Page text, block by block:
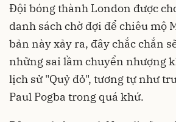
Đội bóng thành London được
danh sách chờ đợi để chiêu mộ
bản này xảy ra, đây chắc chắn
những sai lầm chuyển nhượng
lịch sử "Quỷ đỏ", tương tự như
Paul Pogba trong quá khứ.